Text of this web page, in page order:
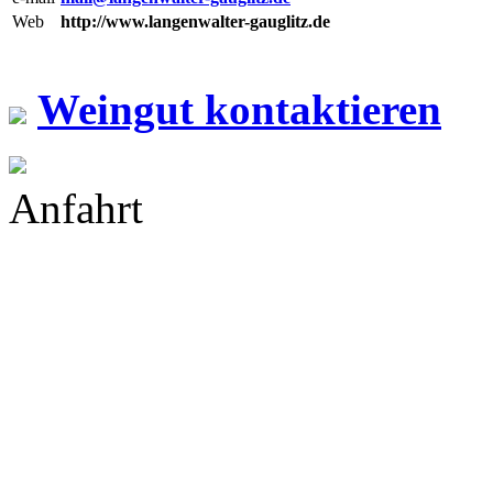
Web
http://www.langenwalter-gauglitz.de
Weingut kontaktieren
Anfahrt